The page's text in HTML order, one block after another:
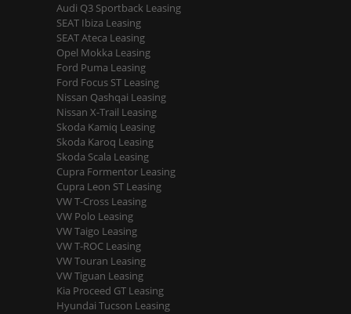
Audi Q3 Sportback Leasing
SEAT Ibiza Leasing
SEAT Ateca Leasing
Opel Mokka Leasing
Ford Puma Leasing
Ford Focus ST Leasing
Nissan Qashqai Leasing
Nissan X-Trail Leasing
Skoda Kamiq Leasing
Skoda Karoq Leasing
Skoda Scala Leasing
Cupra Formentor Leasing
Cupra Leon ST Leasing
VW T-Cross Leasing
VW Polo Leasing
VW Taigo Leasing
VW T-ROC Leasing
VW Touran Leasing
VW Tiguan Leasing
Kia Proceed GT Leasing
Hyundai Tucson Leasing